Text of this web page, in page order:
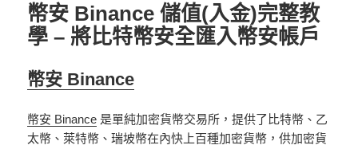
幣安 Binance 儲值(入金)完整教
學 – 將比特幣安全匯入幣安帳戶
幣安 Binance
幣安 Binance 是單純加密貨幣交易所，提供了比特幣、乙
太幣、萊特幣、瑞坡幣在內快上百種加密貨幣，供加密貨